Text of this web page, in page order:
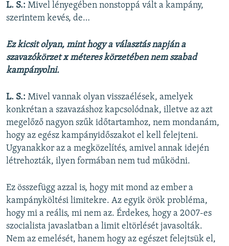
L. S.: Mivel lényegében nonstoppá vált a kampány,
szerintem kevés, de…
Ez kicsit olyan, mint hogy a választás napján a
szavazókörzet x méteres körzetében nem szabad
kampányolni.
L. S.: Mivel vannak olyan visszaélések, amelyek
konkrétan a szavazáshoz kapcsolódnak, illetve az azt
megelőző nagyon szűk időtartamhoz, nem mondanám,
hogy az egész kampányidőszakot el kell felejteni.
Ugyanakkor az a megközelítés, amivel annak idején
létrehozták, ilyen formában nem tud működni.
Ez összefügg azzal is, hogy mit mond az ember a
kampányköltési limitekre. Az egyik örök probléma,
hogy mi a reális, mi nem az. Érdekes, hogy a 2007-es
szocialista javaslatban a limit eltörlését javasolták.
Nem az emelését, hanem hogy az egészet felejtsük el,